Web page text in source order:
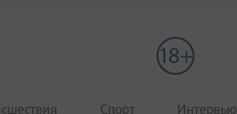
Спорт Интервью